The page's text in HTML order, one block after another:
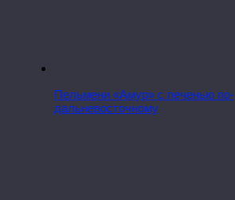
Пельмени «Амур» с печенью по-
дальневосточному